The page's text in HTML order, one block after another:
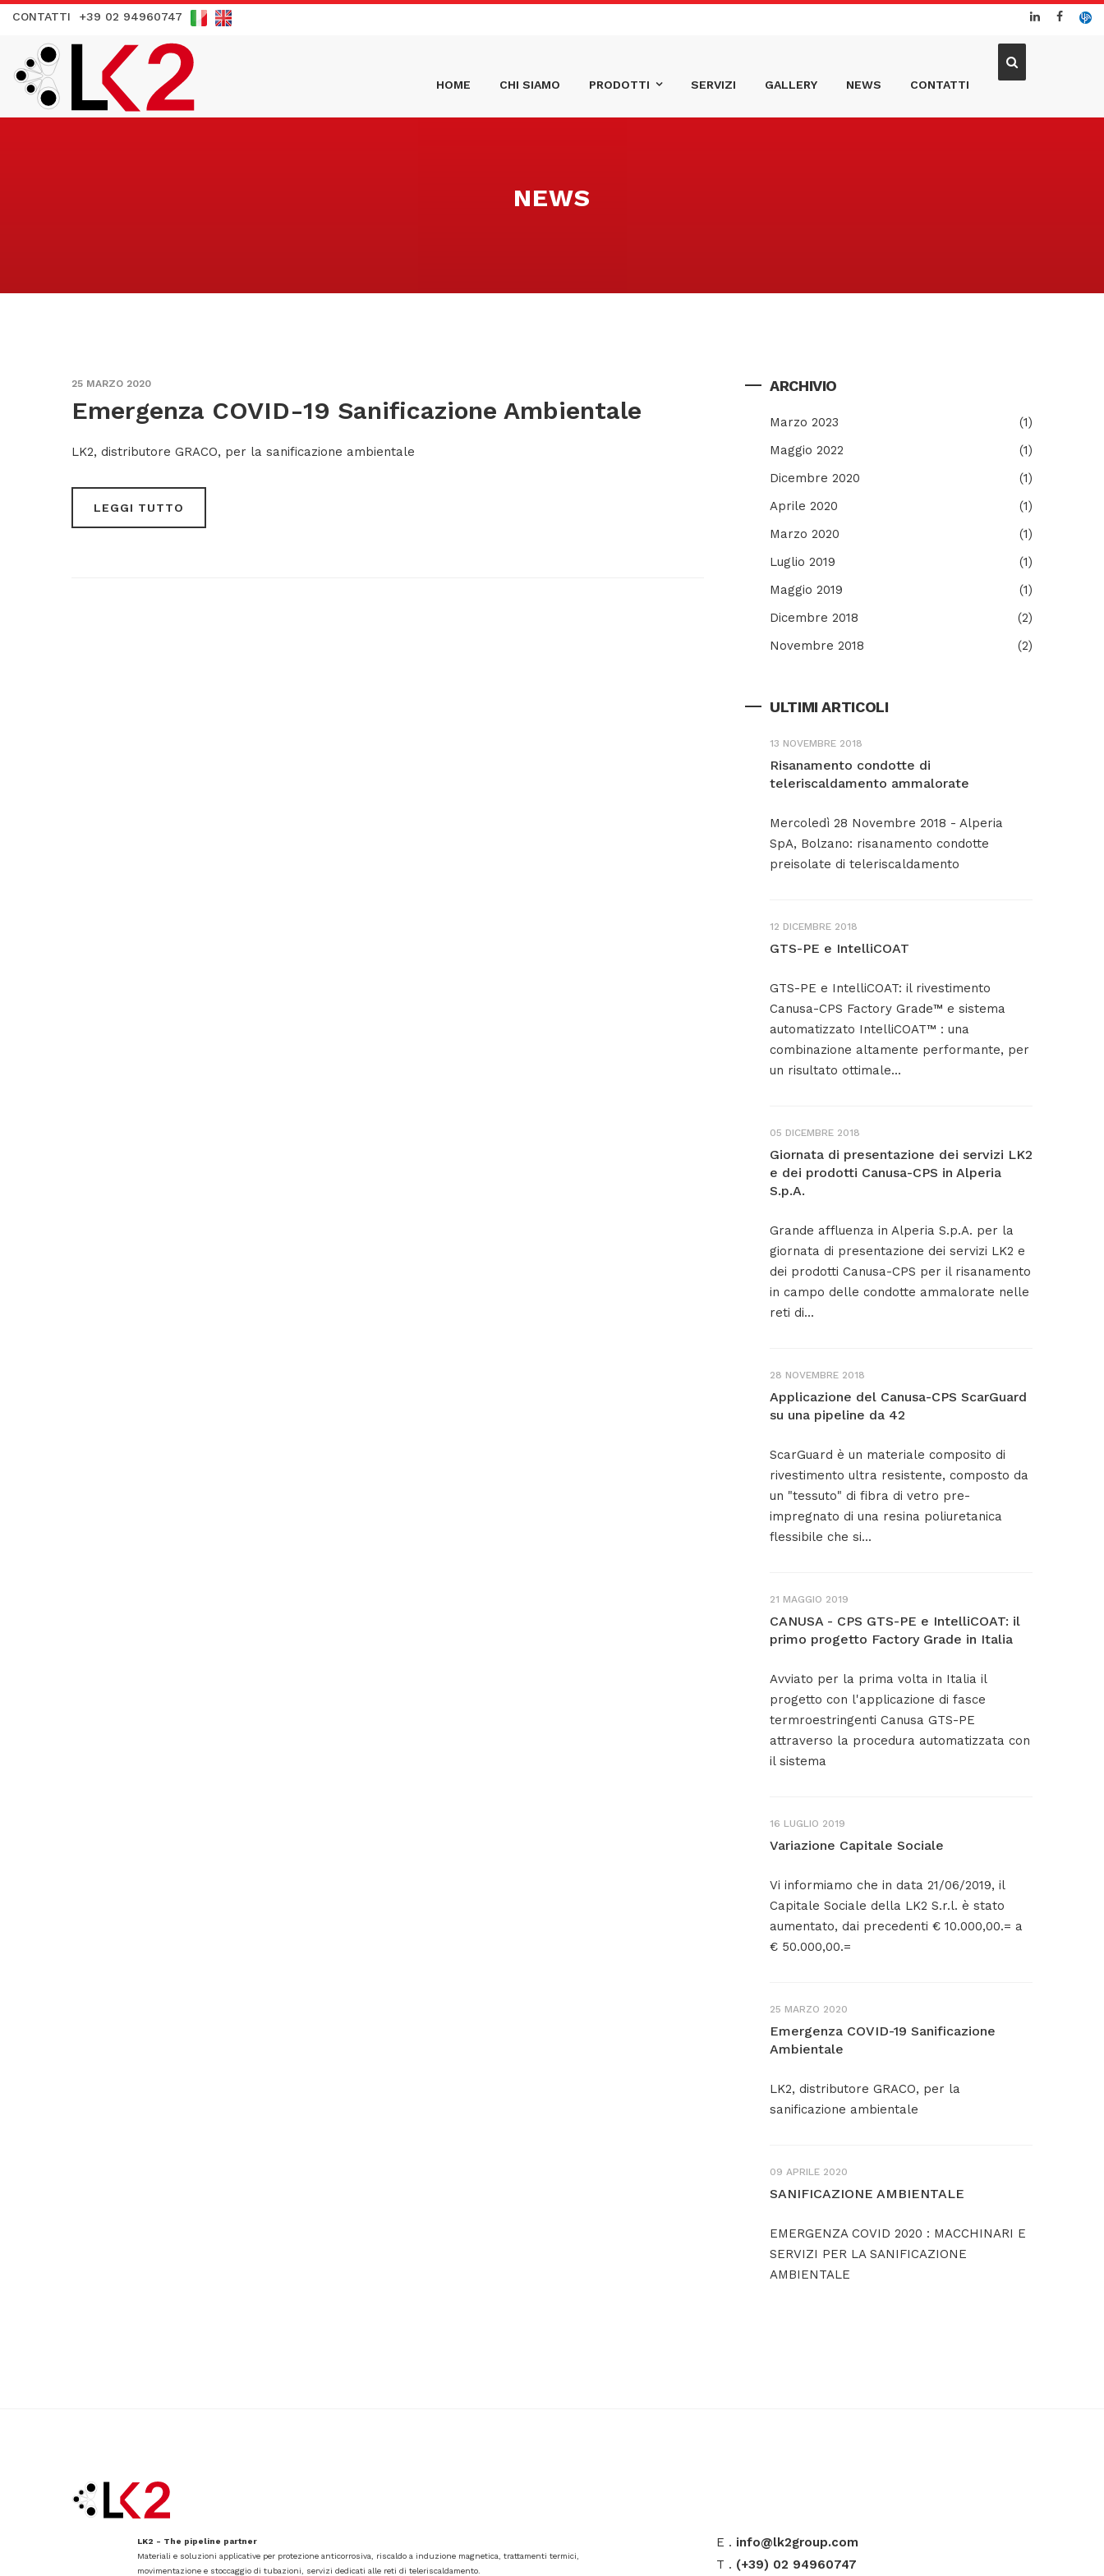
CONTATTI +39 02 94960747
HOME CHI SIAMO PRODOTTI SERVIZI GALLERY NEWS CONTATTI
NEWS
25 MARZO 2020
Emergenza COVID-19 Sanificazione Ambientale
LK2, distributore GRACO, per la sanificazione ambientale
LEGGI TUTTO
ARCHIVIO
Marzo 2023
(1)
Maggio 2022
(1)
Dicembre 2020
(1)
Aprile 2020
(1)
Marzo 2020
(1)
Luglio 2019
(1)
Maggio 2019
(1)
Dicembre 2018
(2)
Novembre 2018
(2)
ULTIMI ARTICOLI
13 NOVEMBRE 2018
Risanamento condotte di
teleriscaldamento ammalorate
Mercoledì 28 Novembre 2018 - Alperia
SpA, Bolzano: risanamento condotte
preisolate di teleriscaldamento
12 DICEMBRE 2018
GTS-PE e IntelliCOAT
GTS-PE e IntelliCOAT: il rivestimento
Canusa-CPS Factory Grade™ e sistema
automatizzato IntelliCOAT™ : una
combinazione altamente performante, per
un risultato ottimale...
05 DICEMBRE 2018
Giornata di presentazione dei servizi LK2
e dei prodotti Canusa-CPS in Alperia
S.p.A.
Grande affluenza in Alperia S.p.A. per la
giornata di presentazione dei servizi LK2 e
dei prodotti Canusa-CPS per il risanamento
in campo delle condotte ammalorate nelle
reti di...
28 NOVEMBRE 2018
Applicazione del Canusa-CPS ScarGuard
su una pipeline da 42
ScarGuard è un materiale composito di
rivestimento ultra resistente, composto da
un "tessuto" di fibra di vetro pre-
impregnato di una resina poliuretanica
flessibile che si...
21 MAGGIO 2019
CANUSA - CPS GTS-PE e IntelliCOAT: il
primo progetto Factory Grade in Italia
Avviato per la prima volta in Italia il
progetto con l'applicazione di fasce
termroestringenti Canusa GTS-PE
attraverso la procedura automatizzata con
il sistema
16 LUGLIO 2019
Variazione Capitale Sociale
Vi informiamo che in data 21/06/2019, il
Capitale Sociale della LK2 S.r.l. è stato
aumentato, dai precedenti € 10.000,00.= a
€ 50.000,00.=
25 MARZO 2020
Emergenza COVID-19 Sanificazione
Ambientale
LK2, distributore GRACO, per la
sanificazione ambientale
09 APRILE 2020
SANIFICAZIONE AMBIENTALE
EMERGENZA COVID 2020 : MACCHINARI E
SERVIZI PER LA SANIFICAZIONE
AMBIENTALE
LK2 - The pipeline partner
Materiali e soluzioni applicative per protezione anticorrosiva, riscaldo a induzione magnetica, trattamenti termici,
movimentazione e stoccaggio di tubazioni, servizi dedicati alle reti di teleriscaldamento.
E . info@lk2group.com
T . (+39) 02 94960747